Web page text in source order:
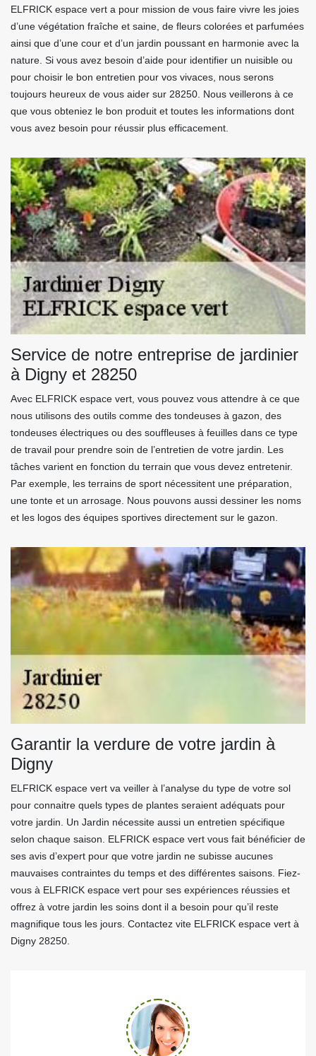
ELFRICK espace vert a pour mission de vous faire vivre les joies
d’une végétation fraîche et saine, de fleurs colorées et parfumées
ainsi que d’une cour et d’un jardin poussant en harmonie avec la
nature. Si vous avez besoin d’aide pour identifier un nuisible ou
pour choisir le bon entretien pour vos vivaces, nous serons
toujours heureux de vous aider sur 28250. Nous veillerons à ce
que vous obteniez le bon produit et toutes les informations dont
vous avez besoin pour réussir plus efficacement.
Service de notre entreprise de jardinier
à Digny et 28250
Avec ELFRICK espace vert, vous pouvez vous attendre à ce que
nous utilisons des outils comme des tondeuses à gazon, des
tondeuses électriques ou des souffleuses à feuilles dans ce type
de travail pour prendre soin de l’entretien de votre jardin. Les
tâches varient en fonction du terrain que vous devez entretenir.
Par exemple, les terrains de sport nécessitent une préparation,
une tonte et un arrosage. Nous pouvons aussi dessiner les noms
et les logos des équipes sportives directement sur le gazon.
Garantir la verdure de votre jardin à
Digny
ELFRICK espace vert va veiller à l’analyse du type de votre sol
pour connaitre quels types de plantes seraient adéquats pour
votre jardin. Un Jardin nécessite aussi un entretien spécifique
selon chaque saison. ELFRICK espace vert vous fait bénéficier de
ses avis d’expert pour que votre jardin ne subisse aucunes
mauvaises contraintes du temps et des différentes saisons. Fiez-
vous à ELFRICK espace vert pour ses expériences réussies et
offrez à votre jardin les soins dont il a besoin pour qu’il reste
magnifique tous les jours. Contactez vite ELFRICK espace vert à
Digny 28250.